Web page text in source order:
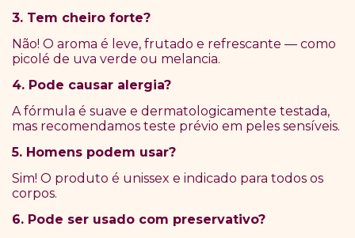
3. Tem cheiro forte?
Não! O aroma é leve, frutado e refrescante — como
picolé de uva verde ou melancia.
4. Pode causar alergia?
A fórmula é suave e dermatologicamente testada,
mas recomendamos teste prévio em peles sensíveis.
5. Homens podem usar?
Sim! O produto é unissex e indicado para todos os
corpos.
6. Pode ser usado com preservativo?